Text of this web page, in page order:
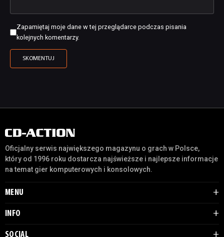
Zapamiętaj moje dane w tej przeglądarce podczas pisania
kolejnych komentarzy.
Oficjalny serwis największego magazynu o grach w Polsce,
który od 1996 roku dostarcza najświeższe i najlepsze informacje
na temat gier komputerowych i konsolowych.
MENU
INFO
SOCIAL